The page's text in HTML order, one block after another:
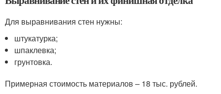
Для выравнивания стен нужны:
штукатурка;
шпаклевка;
грунтовка.
Примерная стоимость материалов – 18 тыс. рублей.